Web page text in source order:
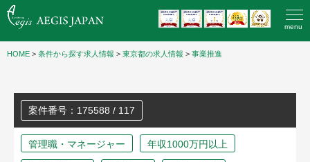
menu
HOME > 条件から探す求人情報 > 東京都の求人情報 > 事業推進
案件番号：175588 / 117
管理職・マネージャー 年収1000万円以上